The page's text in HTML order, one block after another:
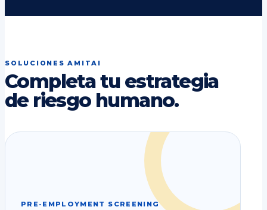
SOLUCIONES AMITAI
Completa tu estrategia
de riesgo humano.
PRE-EMPLOYMENT SCREENING